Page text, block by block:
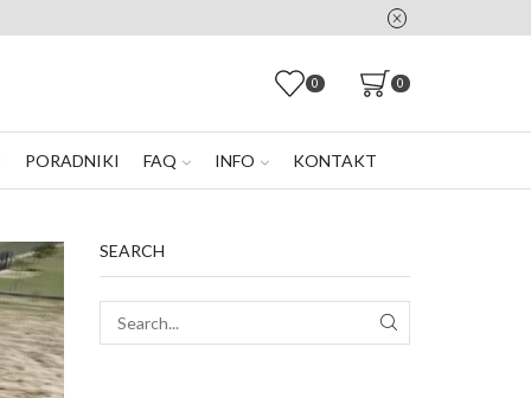
0 0
PORADNIKI FAQ INFO KONTAKT
SEARCH
SEARCH